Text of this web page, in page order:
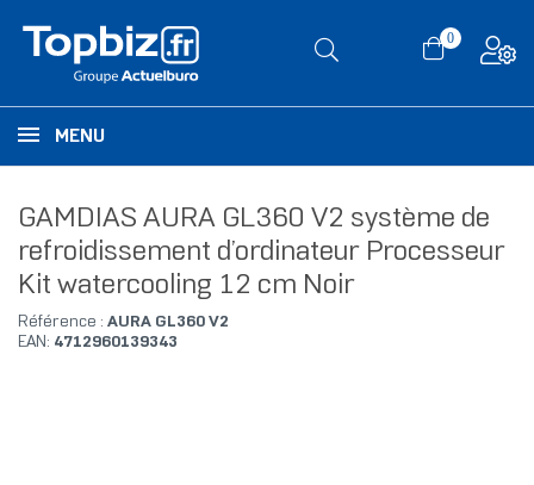
0
MENU
GAMDIAS AURA GL360 V2 système de
refroidissement d’ordinateur Processeur
Kit watercooling 12 cm Noir
Référence : AURA GL360 V2
EAN: 4712960139343